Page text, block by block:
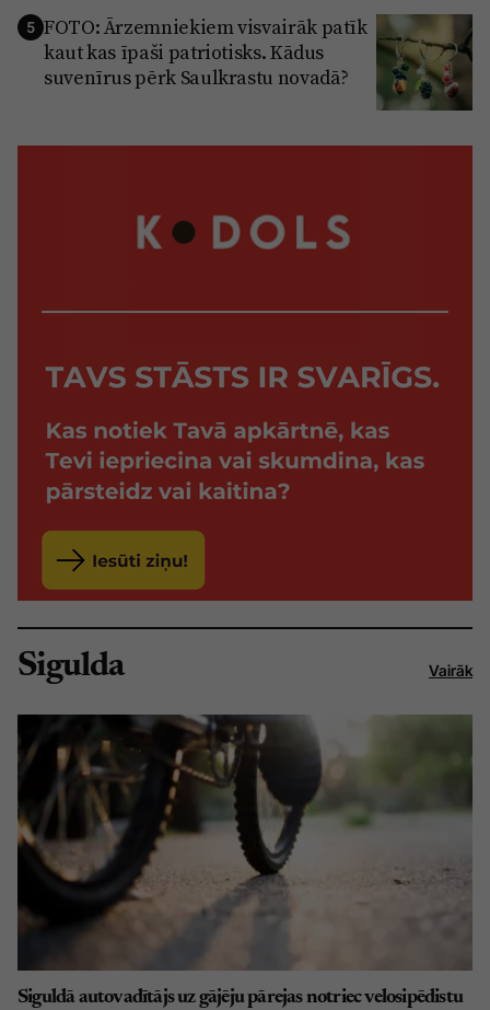
5 FOTO: Ārzemniekiem visvairāk patīk
kaut kas īpaši patriotisks. Kādus
suvenīrus pērk Saulkrastu novadā?
Sigulda Vairāk
Siguldā autovadītājs uz gājēju pārejas notriec velosipēdistu